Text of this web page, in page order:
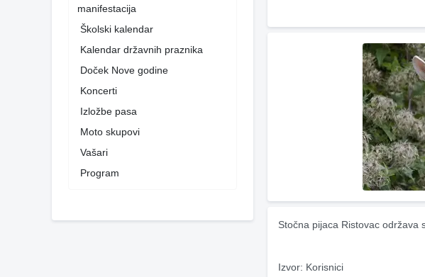
manifestacija
Školski kalendar
Kalendar državnih praznika
Doček Nove godine
Koncerti
Izložbe pasa
Moto skupovi
Vašari
Program
Stočna pijaca Ristovac održava
Izvor: Korisnici